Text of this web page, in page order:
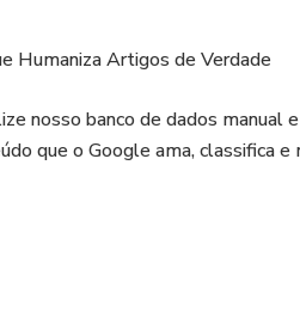
Humaniza Artigos de Verdade
nosso banco de dados manual
que o Google ama, classifica e